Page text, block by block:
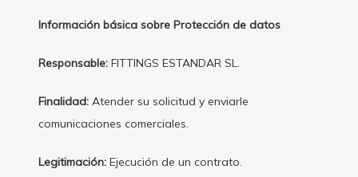
Información básica sobre Protección de datos
Responsable: FITTINGS ESTANDAR SL.
Finalidad: Atender su solicitud y enviarle
comunicaciones comerciales.
Legitimación: Ejecución de un contrato.